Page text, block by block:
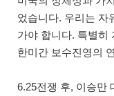
었습니다. 우리는 자
가야 합니다. 특별히
한미간 보수진영의
6.25전쟁 후, 이승만